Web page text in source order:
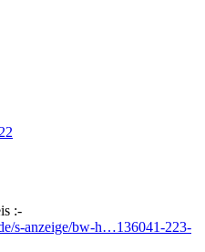
:-
s-anzeige/bw-h…136041-223-